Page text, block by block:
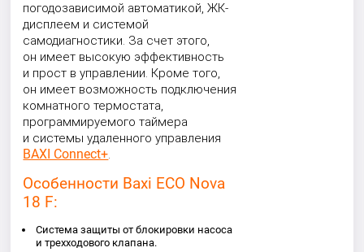
погодозависимой автоматикой, ЖК-
дисплеем и системой
самодиагностики. За счет этого,
он имеет высокую эффективность
и прост в управлении. Кроме того,
он имеет возможность подключения
комнатного термостата,
программируемого таймера
и системы удаленного управления
BAXI Connect+.
Особенности Baxi ECO Nova
18 F:
Система защиты от блокировки насоса
и трехходового клапана.